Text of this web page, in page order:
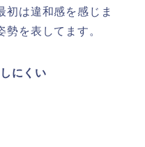
は違和感を感じま
を表してます。
にくい